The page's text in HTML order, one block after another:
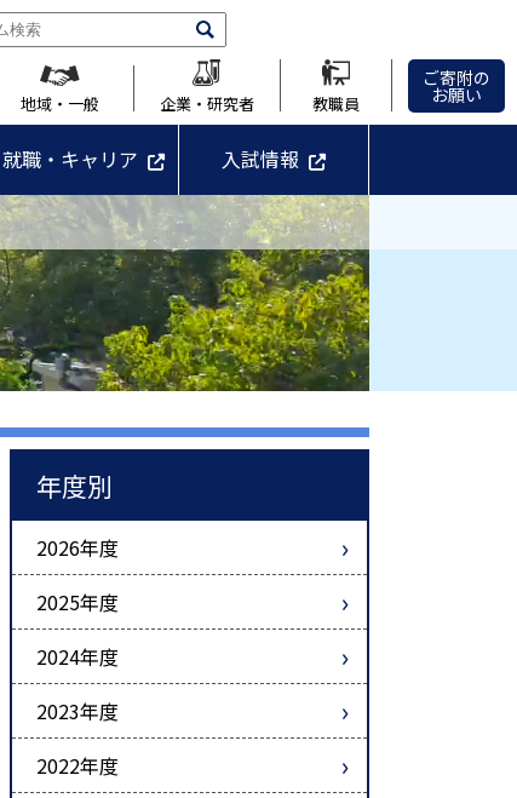
地域・一般 企業・研究者 教職員
ご寄附の
お願い
就職・キャリア 入試情報
年度別
2026年度
2025年度
2024年度
2023年度
2022年度